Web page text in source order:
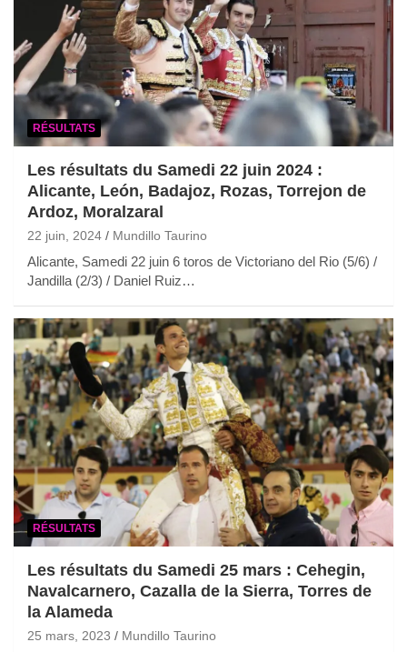
RÉSULTATS
Les résultats du Samedi 22 juin 2024 :
Alicante, León, Badajoz, Rozas, Torrejon de
Ardoz, Moralzaral
22 juin, 2024 Mundillo Taurino
Alicante, Samedi 22 juin 6 toros de Victoriano del Rio (5/6) /
Jandilla (2/3) / Daniel Ruiz…
RÉSULTATS
Les résultats du Samedi 25 mars : Cehegin,
Navalcarnero, Cazalla de la Sierra, Torres de
la Alameda
25 mars, 2023 Mundillo Taurino